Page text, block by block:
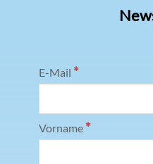
E-Mail *
Vorname *